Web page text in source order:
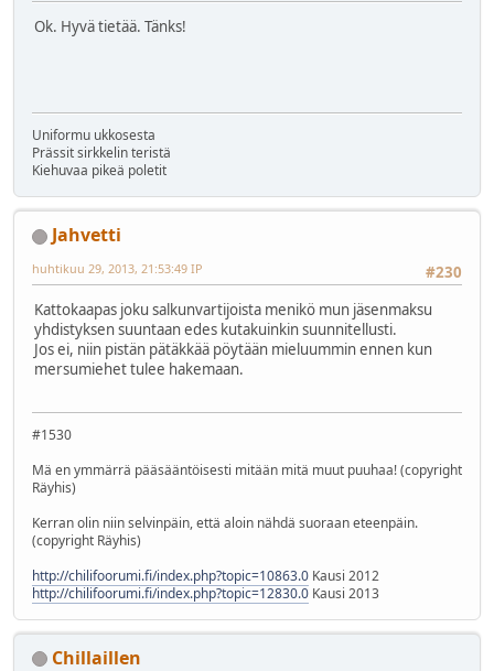
Ok. Hyvä tietää. Tänks!
Uniformu ukkosesta
Prässit sirkkelin teristä
Kiehuvaa pikeä poletit
Jahvetti
#230
huhtikuu 29, 2013, 21:53:49 IP
Kattokaapas joku salkunvartijoista menikö mun jäsenmaksu
yhdistyksen suuntaan edes kutakuinkin suunnitellusti.
Jos ei, niin pistän pätäkkää pöytään mieluummin ennen kun
mersumiehet tulee hakemaan.
#1530
Mä en ymmärrä pääsääntöisesti mitään mitä muut puuhaa! (copyright
Räyhis)
Kerran olin niin selvinpäin, että aloin nähdä suoraan eteenpäin.
(copyright Räyhis)
http://chilifoorumi.fi/index.php?topic=10863.0 Kausi 2012
http://chilifoorumi.fi/index.php?topic=12830.0 Kausi 2013
Chillaillen